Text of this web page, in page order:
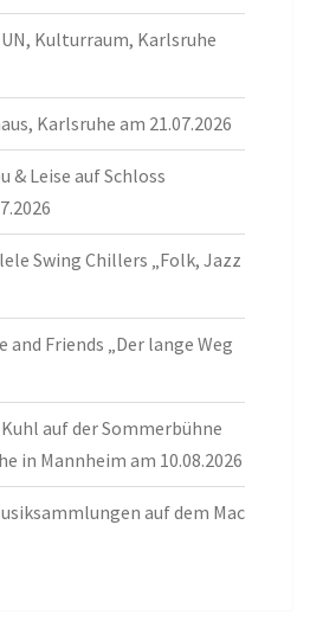
Kulturraum, Karlsruhe
Karlsruhe am 21.07.2026
& Leise auf Schloss
Swing Chillers „Folk, Jazz
and Friends „Der lange Weg
auf der Sommerbühne
in Mannheim am 10.08.2026
auf dem Mac